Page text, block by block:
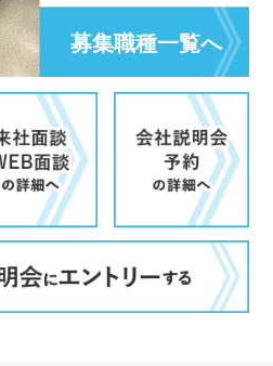
募集職種一覧へ